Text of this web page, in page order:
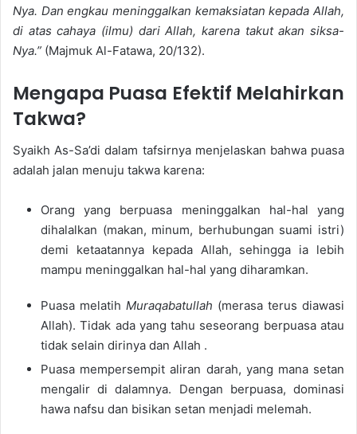
Nya. Dan engkau meninggalkan kemaksiatan kepada Allah,
di atas cahaya (ilmu) dari Allah, karena takut akan siksa-
Nya.” (Majmuk Al-Fatawa, 20/132).
Mengapa Puasa Efektif Melahirkan
Takwa?
Syaikh As-Sa’di dalam tafsirnya menjelaskan bahwa puasa
adalah jalan menuju takwa karena:
Orang yang berpuasa meninggalkan hal-hal yang
dihalalkan (makan, minum, berhubungan suami istri)
demi ketaatannya kepada Allah, sehingga ia lebih
mampu meninggalkan hal-hal yang diharamkan.
Puasa melatih Muraqabatullah (merasa terus diawasi
Allah). Tidak ada yang tahu seseorang berpuasa atau
tidak selain dirinya dan Allah .
Puasa mempersempit aliran darah, yang mana setan
mengalir di dalamnya. Dengan berpuasa, dominasi
hawa nafsu dan bisikan setan menjadi melemah.